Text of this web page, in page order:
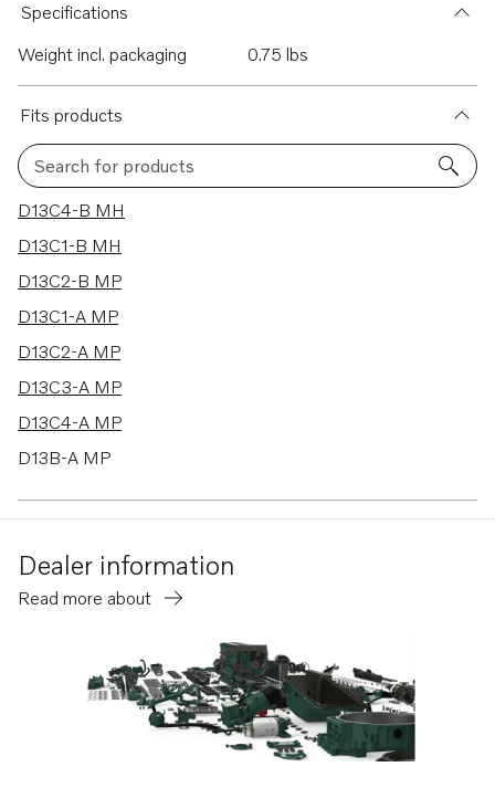
Specifications
Weight incl. packaging
0.75 lbs
Fits products
Search for products
39 results
D13C4-B MH
D13C1-B MH
D13C2-B MP
D13C1-A MP
D13C2-A MP
D13C3-A MP
D13C4-A MP
D13B-A MP
D13B-L MP
D13B-E MG
D13B-E MH
D13B-E MH (FE)
Dealer information
Read more about